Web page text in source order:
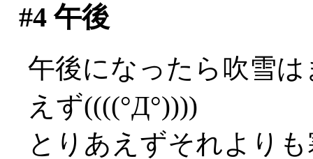
#4午後
午後になったら吹雪
えず((((°Д°))))
とりあえずそれより